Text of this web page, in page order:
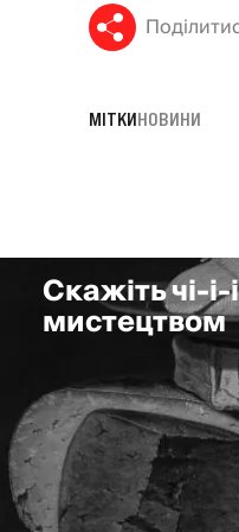
МІТКИНОВИНИ
Скажіть чі-
мистецтвом